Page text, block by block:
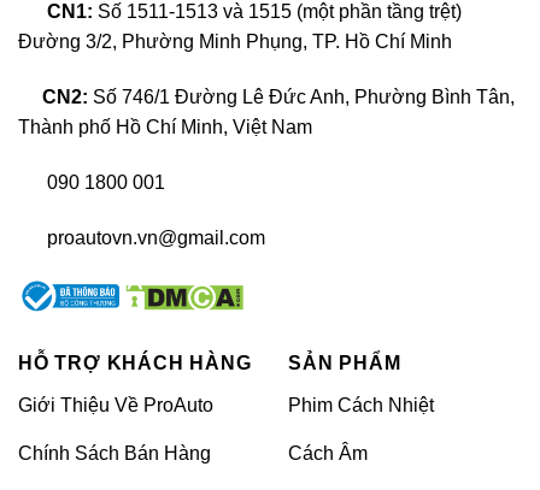
Giới thiệu màn hình Vietmap Lenovo D1 4G
VIETMAP Lenovo D1 là màn hình ô tô thông minh
với thiết kế mặt kính 2.5D sang trọng và màn hình
cảm ứng IPS, mang lại trải nghiệm mượt mà và thẩm
người dùng thư giãn trong suốt hành trình, đồng thời
Android ô tô hot nhất hiện nay
Màn hình DVD Vietmap Lenovo D1 4G có
cần lắp cho xe hơi?
CN1: Số 1511-1513 và 1515 (một phần tầng trệt)
Đường 3/2, Phường Minh Phụng, TP. Hồ Chí Minh
CN2: Số 746/1 Đường Lê Đức Anh, Phường Bình Tân,
Thành phố Hồ Chí Minh, Việt Nam
090 1800 001
proautovn.vn@gmail.com
HỖ TRỢ KHÁCH HÀNG
Giới Thiệu Về ProAuto
Chính Sách Bán Hàng
SẢN PHẨM
Phim Cách Nhiệt
Cách Âm